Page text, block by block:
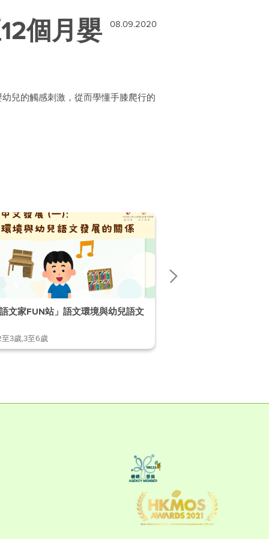
個月嬰
08.09.2020
兒的觸感刺激，從而學懂手膝爬行的
語文家FUN站」語文環境與幼兒語文
至3歲,3至6歲